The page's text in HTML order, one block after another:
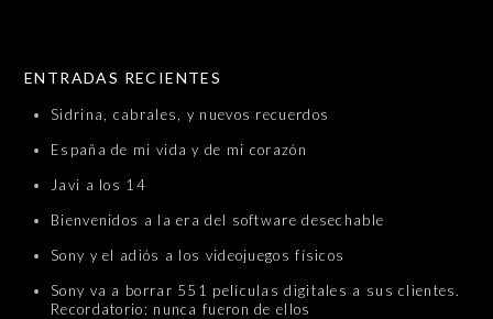
ENTRADAS RECIENTES
Sidrina, cabrales, y nuevos recuerdos
España de mi vida y de mi corazón
Javi a los 14
Bienvenidos a la era del software desechable
Sony y el adiós a los videojuegos físicos
Sony va a borrar 551 películas digitales a sus clientes.
Recordatorio: nunca fueron de ellos